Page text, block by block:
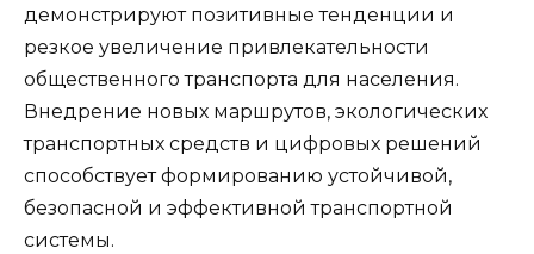
демонстрируют позитивные тенденции и
резкое увеличение привлекательности
общественного транспорта для населения.
Внедрение новых маршрутов, экологических
транспортных средств и цифровых решений
способствует формированию устойчивой,
безопасной и эффективной транспортной
системы.